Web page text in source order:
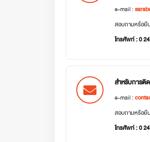
e-mail :
สอบถามหรือยื
โทรศัพท์ : 0
สำหรับการติ
e-mail :
สอบถามหรือยื
โทรศัพท์ : 0